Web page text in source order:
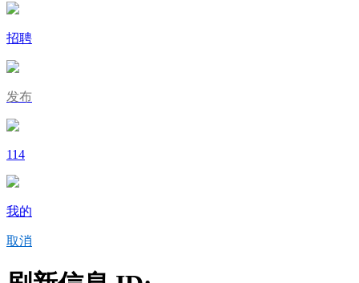
招聘
发布
114
我的
取消